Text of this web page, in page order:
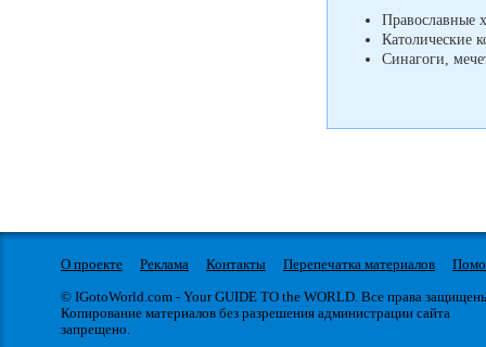
Православные
Католические
Синагоги,
О проекте Реклама Контакты Перепечатка материалов
© IGotoWorld.com - Your GUIDE TO the WORLD. Все права
Копирование материалов без разрешения администрации сайта
запрещено.